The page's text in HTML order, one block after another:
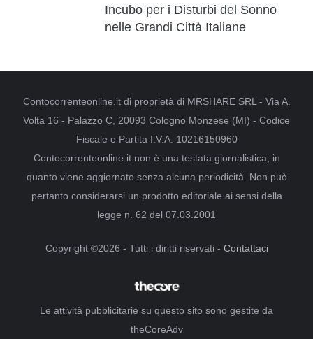
Incubo per i Disturbi del Sonno
nelle Grandi Città Italiane
Contocorrenteonline.it di proprietà di MRSHARE SRL - Via A.
Volta 16 - Palazzo C, 20093 Cologno Monzese (MI) - Codice
Fiscale e Partita I.V.A. 10216150960
Contocorrenteonline.it non è una testata giornalistica, in
quanto viene aggiornato senza alcuna periodicità. Non può
pertanto considerarsi un prodotto editoriale ai sensi della
legge n. 62 del 07.03.2001
Copyright ©2026 - Tutti i diritti riservati - Contattaci
Le attività pubblicitarie su questo sito sono gestite da
theCoreAdv